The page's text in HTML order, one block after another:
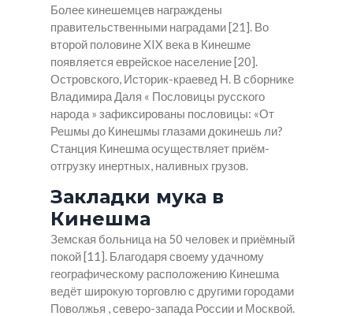
Более кинешемцев награждены
правительственными наградами [21]. Во
второй половине XIX века в Кинешме
появляется еврейское население [20].
Островского, Историк-краевед Н. В сборнике
Владимира Даля « Пословицы русского
народа » зафиксированы пословицы: «От
Решмы до Кинешмы глазами докинешь ли?
Станция Кинешма осуществляет приём-
отгрузку инертных, наливных грузов.
Закладки мука в
Кинешма
Земская больница на 50 человек и приёмный
покой [11]. Благодаря своему удачному
географическому расположению Кинешма
ведёт широкую торговлю с другими городами
Поволжья , северо-запада России и Москвой.